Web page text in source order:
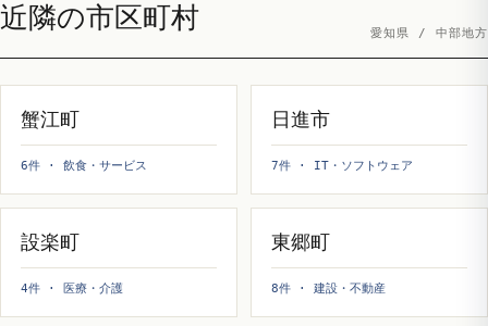
近隣の市区町村 愛知県 / 中部地方
蟹江町
6件 · 飲食・サービス
日進市
7件 · IT・ソフトウェア
設楽町
4件 · 医療・介護
東郷町
8件 · 建設・不動産